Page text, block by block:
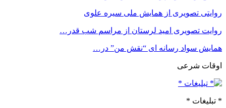
روایتی تصویری از همایش ملی سیره علوی
روایت تصویری امید لرستان از مراسم شب قدر…
همایش سواد رسانه ای “نقش من” در…
اوقات شرعی
* تبلیغات *